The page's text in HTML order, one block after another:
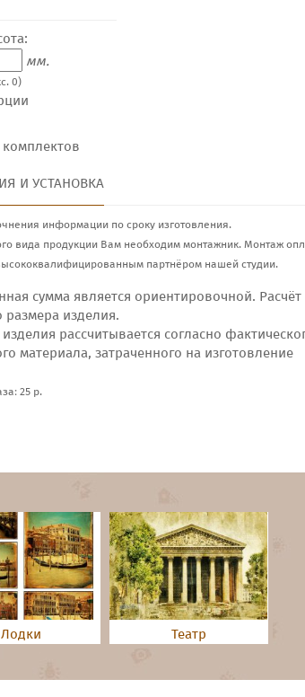
мм.
0)
комплектов
И УСТАНОВКА
информации по сроку изготовления.
вида продукции Вам необходим монтажник. Монтаж
партнёром нашей студии.
сумма является ориентировочной. Расчёт
размера изделия.
рассчитывается согласно
материала, затраченного на изготовление
25 р.
Лодки Театр